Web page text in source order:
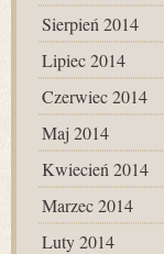
Sierpień 2014
Lipiec 2014
Czerwiec 2014
Maj 2014
Kwiecień 2014
Marzec 2014
Luty 2014